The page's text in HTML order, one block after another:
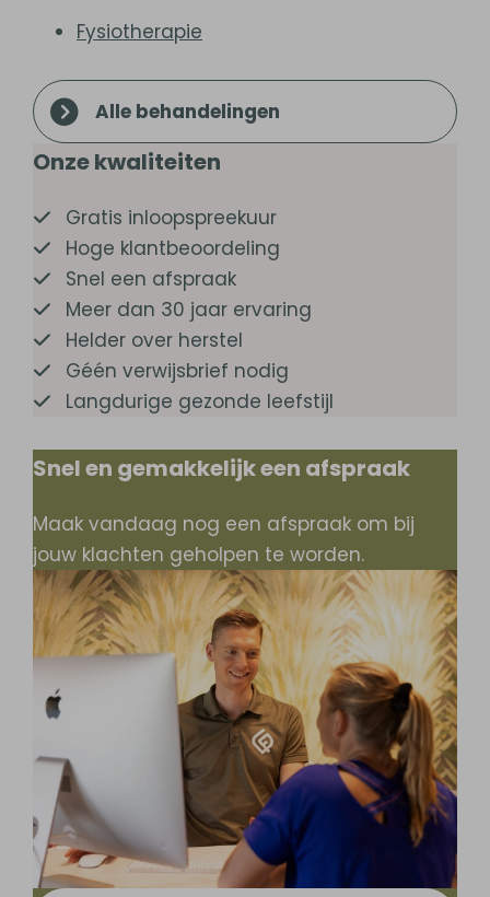
Fysiotherapie
Alle behandelingen
Onze kwaliteiten
Gratis inloopspreekuur
Hoge klantbeoordeling
Snel een afspraak
Meer dan 30 jaar ervaring
Helder over herstel
Géén verwijsbrief nodig
Langdurige gezonde leefstijl
Snel en gemakkelijk een afspraak
Maak vandaag nog een afspraak om bij
jouw klachten geholpen te worden.